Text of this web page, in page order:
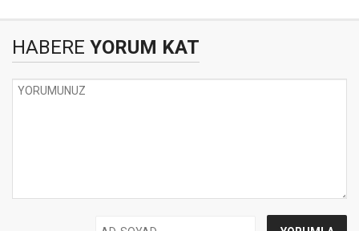
HABERE YORUM KAT